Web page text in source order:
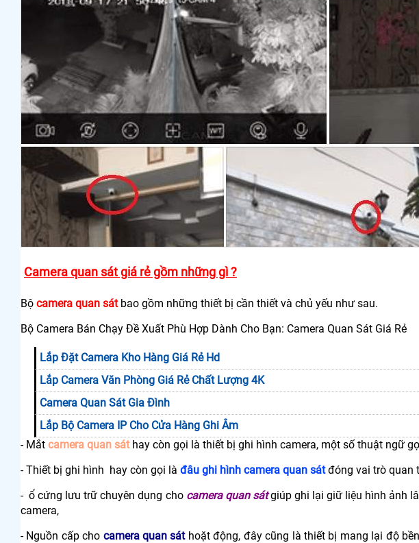
Camera quan sát giá rẻ gồm những gì ?
Bộ camera quan sátbao gồm những thiết bị cần thiết và chủ yếu như sau.
Bộ Camera Bán Chạy Đề Xuất Phù Hợp Dành Cho Bạn: Camera Quan Sát Giá Rẻ
Lắp Đặt Camera Kho Hàng Giá Rẻ Hd
Lắp Camera Văn Phòng Giá Rẻ Chất Lượng 4K
Camera Quan Sát Gia Đình
Lắp Bộ Camera IP Cho Cửa Hàng Ghi Âm
- Mắt camera quan sáthay còn gọi là thiết bị ghi hình camera, một số thuật ngữ
- Thiết bị ghi hình hay còn gọi là đâu ghi hình camera quan sátđóng vai trò quan
- ổ cứng lưu trữ chuyên dụng cho camera quan sátgiúp ghi lại giữ liệu hình ảnh
camera,
- Nguồn cấp cho camera quan sáthoặt động, đây cũng là thiết bị mang lại độ